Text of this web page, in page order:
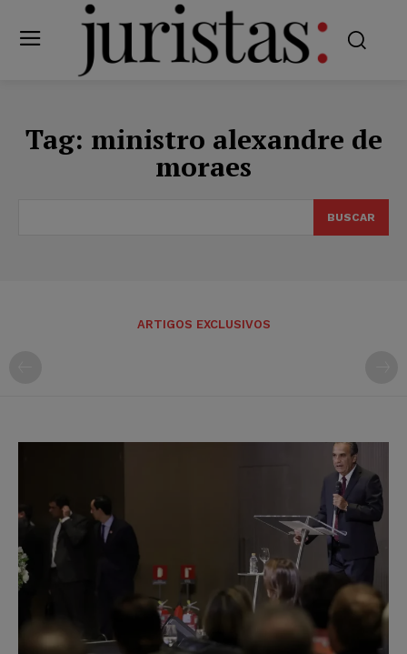
Tag: ministro alexandre de
moraes
BUSCAR
ARTIGOS EXCLUSIVOS